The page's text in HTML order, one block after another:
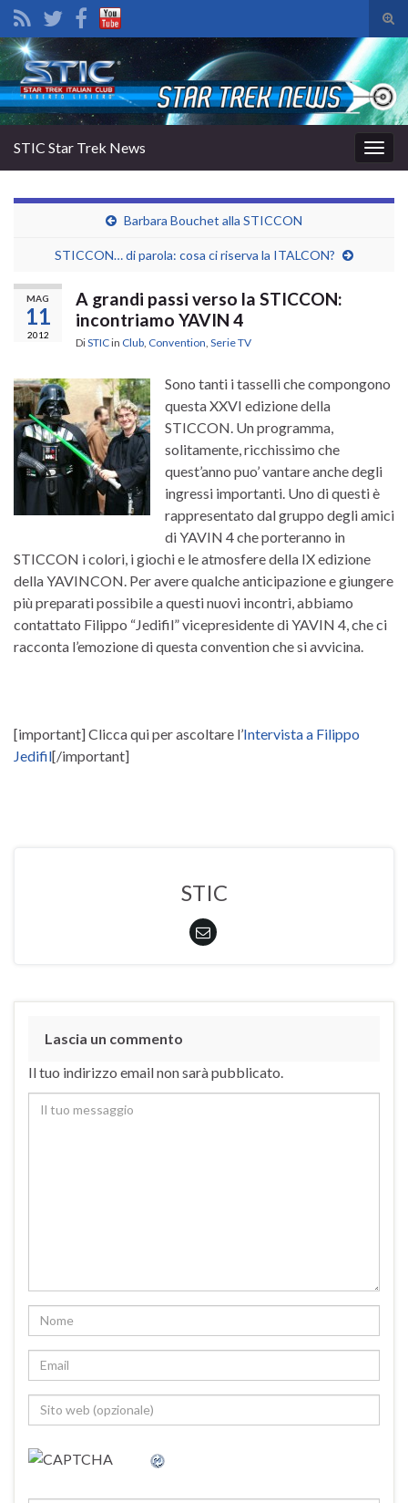
il
di
Search for:
la
STIC Star Trek News
Barbara Bouchet alla STICCON
STICCON… di parola: cosa ci riserva la ITALCON?
MAG
11
2012
A grandi passi verso la STICCON:
incontriamo YAVIN 4
DiSTICin Club Convention Serie TV
Sono tanti i tasselli che compongono
questa XXVI edizione della
STICCON. Un programma,
solitamente, ricchissimo che
quest’anno puo’ vantare anche degli
ingressi importanti. Uno di questi è
rappresentato dal gruppo degli amici
di YAVIN 4 che porteranno in
STICCON i colori, i giochi e le atmosfere della IX edizione
della YAVINCON. Per avere qualche anticipazione e giungere
più preparati possibile a questi nuovi incontri, abbiamo
contattato Filippo “Jedifil” vicepresidente di YAVIN 4, che ci
racconta l’emozione di questa convention che si avvicina.
[important] Clicca qui per ascoltare l’Intervista a Filippo
Jedifil[/important]
STIC
Lascia un commento
Il tuo indirizzo email non sarà pubblicato.